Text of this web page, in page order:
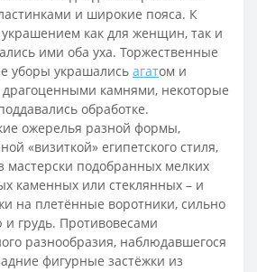
и широкие пояса. К
как для женщин, так и
ими оба уха. Торжественные
уборы украшались агатом и
драгоценными камнями, некоторые
обработке.
ожерелья разной формы,
«визиткой» египетского стиля,
мастерски подобранных мелких
каменных или стеклянных – и
на плетённые воротники, сильно
грудь. Противовесами
разнообразия, наблюдавшегося
фигурные застёжки из